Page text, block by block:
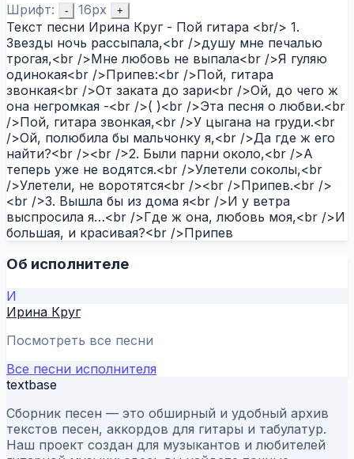
Шрифт: - 16px +
Текст песни Ирина Круг - Пой гитара <br/> 1.
Звезды ночь рассыпала,<br />душу мне печалью
трогая,<br />Мне любовь не выпала<br />Я гуляю
одинокая<br />Припев:<br />Пой, гитара
звонкая<br />От заката до зари<br />Ой, до чего ж
она негромкая -<br />( )<br />Эта песня о любви.<br
/>Пой, гитара звонкая,<br />У цыгана на груди.<br
/>Ой, полюбила бы мальчонку я,<br />Да где ж его
найти?<br /><br />2. Были парни около,<br />А
теперь уже не водятся.<br />Улетели соколы,<br
/>Улетели, не воротятся<br /><br />Припев.<br />
<br />3. Вышла бы из дома я<br />И у ветра
выспросила я…<br />Где ж она, любовь моя,<br />И
большая, и красивая?<br />Припев
Об исполнителе
И
Ирина Круг
Посмотреть все песни
Все песни исполнителя
textbase
Сборник песен — это обширный и удобный архив
текстов песен, аккордов для гитары и табулатур.
Наш проект создан для музыкантов и любителей